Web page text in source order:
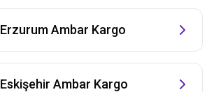
ErzurumAmbar Kargo
Eskişehir Ambar Kargo